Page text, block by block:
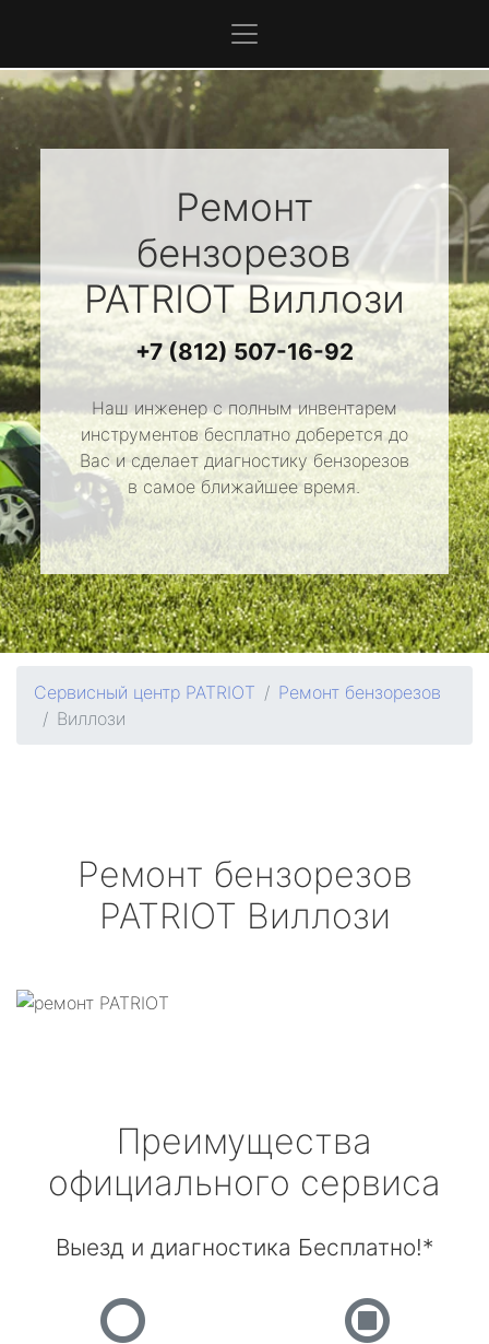
Ремонт
бензорезов
PATRIOTВиллози
+7 (812) 507-16-92
Наш инженер с полным инвентарем
инструментов бесплатно доберется до
Вас и сделает диагностику бензорезов
в самое ближайшее время.
Сервисный центр PATRIOT
Ремонт бензорезов
Виллози
Ремонт бензорезов
PATRIOT Виллози
Преимущества
официального сервиса
Выезд и диагностика Бесплатно!*